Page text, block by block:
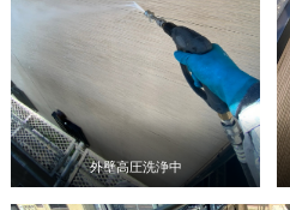
外壁高圧洗浄中